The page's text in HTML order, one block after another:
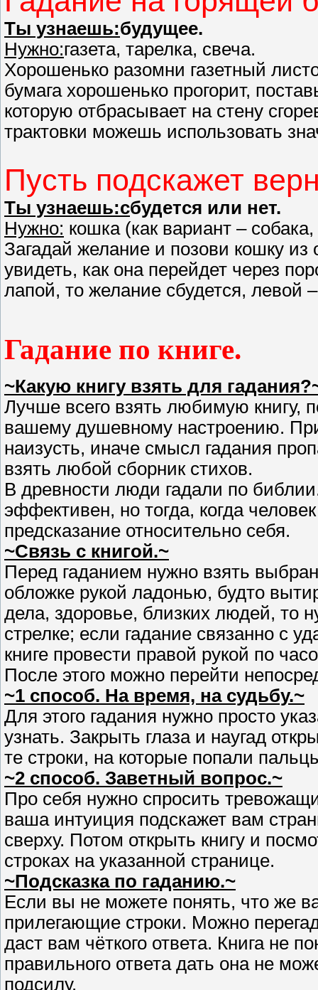
Ты узнаешь:будущее.
Нужно:газета, тарелка, свеча.
Хорошенько разомни газетный
бумага хорошенько прогорит,
которую отбрасывает на стену
трактовки можешь использовать
Пусть подскажет
Ты узнаешь:сбудется или нет.
Нужно: кошка (как вариант –
Загадай желание и позови кошку
увидеть, как она перейдет через
лапой, то желание сбудется, левой –
Гадание по книге.
~Какую книгу взять для
Лучше всего взять любимую книгу,
вашему душевному настроению.
наизусть, иначе смысл гадания
взять любой сборник стихов.
В древности люди гадали по
эффективен, но тогда, когда
предсказание относительно себя.
~Связь с книгой.~
Перед гаданием нужно взять
обложке рукой ладонью, будто
дела, здоровье, близких людей, то
стрелке; если гадание связанно с
книге провести правой рукой по
После этого можно перейти
~1 способ. На время, на судьбу.~
Для этого гадания нужно просто
узнать. Закрыть глаза и наугад
те строки, на которые попали
~2 способ. Заветный вопрос.~
Про себя нужно спросить
ваша интуиция подскажет вам
сверху. Потом открыть книгу и
строках на указанной странице.
~Подсказка по гаданию.~
Если вы не можете понять, что же
прилегающие строки. Можно
даст вам чёткого ответа. Книга не
правильного ответа дать она не
подсилу.